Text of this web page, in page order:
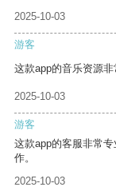
2025-10-03
游客
这款app的音乐资源非
2025-10-03
游客
这款app的客服非常
作。
2025-10-03